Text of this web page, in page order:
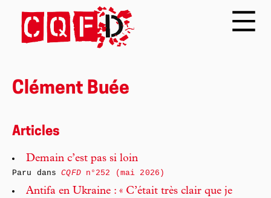
Clément Buée
Articles
Demain c’est pas si loin
Paru dansCQFDn°252 (mai 2026)
Antifa en Ukraine : « C’était très clair que je